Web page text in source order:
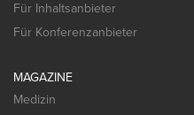
Für Inhaltsanbieter
Für Konferenzanbieter
MAGAZINE
Medizin